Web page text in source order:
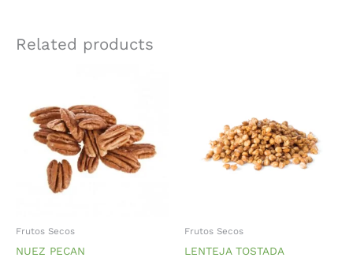
Related products
Frutos Secos
NUEZ PECAN
Frutos Secos
LENTEJA TOSTADA